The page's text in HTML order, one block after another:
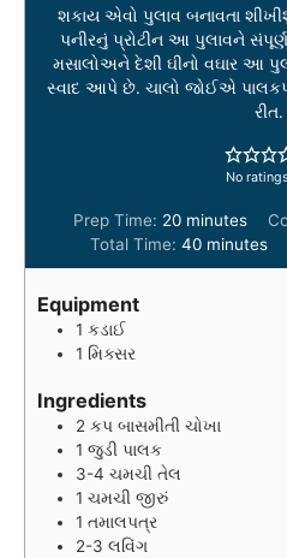
શકાય એવો પુલાવ બનાવતા
પનીરનું પ્રોટીન આ પુલાવને
મસાલોઅને દેશી ઘીનો વઘાર આ
સ્વાદ આપે છે. ચાલો જોઈએ
રીત.
No
Prep Time: 20m
i
n
minutes
Total Time: 40m
i
minutes
Equipment
1 કડાઈ
1 મિક્સર
Ingredients
2 કપ બાસમીતી ચોખા
1 જુડી પાલક
3-4 ચમચી તેલ
1 ચમચી જીરું
1 તમાલપત્ર
2-3 લવિંગ